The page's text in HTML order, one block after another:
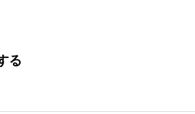
る